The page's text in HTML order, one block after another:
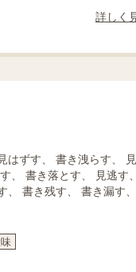
詳しく
はずす、 書き洩らす、
、 書き落とす、 見逃す
、 書き残す、 書き漏す